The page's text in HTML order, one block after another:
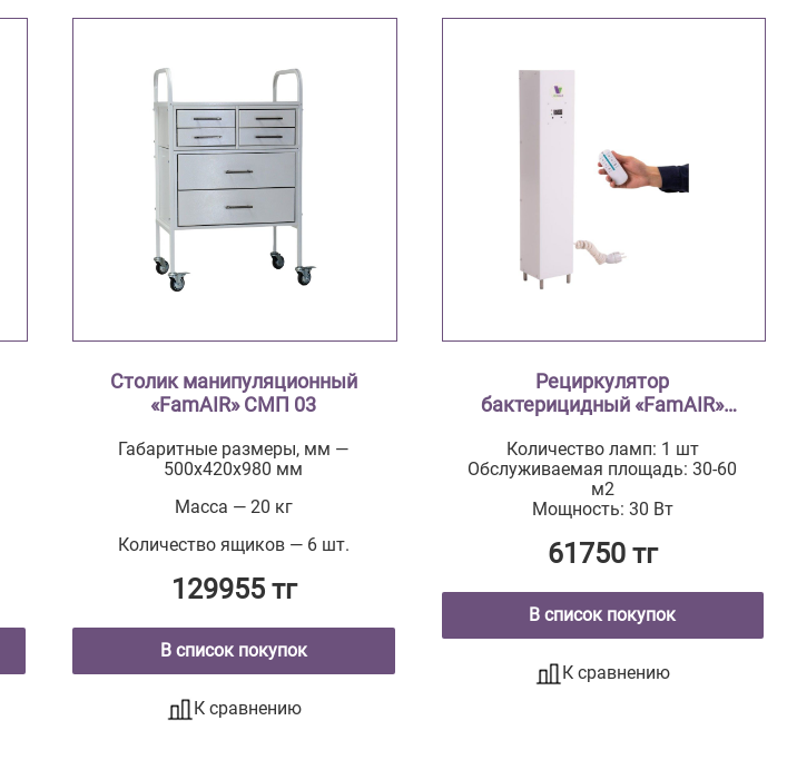
Столик манипуляционный
«FamAIR» СМП 03
Габаритные размеры, мм —
500х420х980 мм
Масса — 20 кг
Количество ящиков — 6 шт.
129955 тг
В список покупок
К сравнению
Рециркулятор
бактерицидный «FamAIR»
Количество ламп: 1 шт
Обслуживаемая площадь: 30-60
м2
Мощность: 30 Вт
61750 тг
В список покупок
К сравнению